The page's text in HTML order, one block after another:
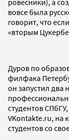
вовсе была
говорит, что
«вторым
Дуров по
филфака
он запустил
студентов
VKontakte.ru, на
студентов со